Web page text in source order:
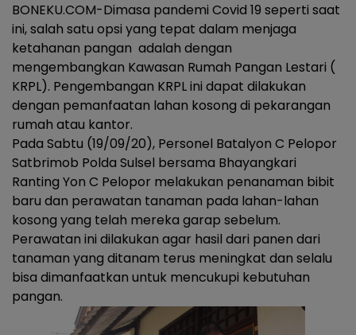
BONEKU.COM-Dimasa pandemi Covid 19 seperti saat
ini, salah satu opsi yang tepat dalam menjaga
ketahanan pangan adalah dengan
mengembangkan Kawasan Rumah Pangan Lestari (
KRPL). Pengembangan KRPL ini dapat dilakukan
dengan pemanfaatan lahan kosong di pekarangan
rumah atau kantor.
Pada Sabtu (19/09/20), Personel Batalyon C Pelopor
Satbrimob Polda Sulsel bersama Bhayangkari
Ranting Yon C Pelopor melakukan penanaman bibit
baru dan perawatan tanaman pada lahan-lahan
kosong yang telah mereka garap sebelum.
Perawatan ini dilakukan agar hasil dari panen dari
tanaman yang ditanam terus meningkat dan selalu
bisa dimanfaatkan untuk mencukupi kebutuhan
pangan.